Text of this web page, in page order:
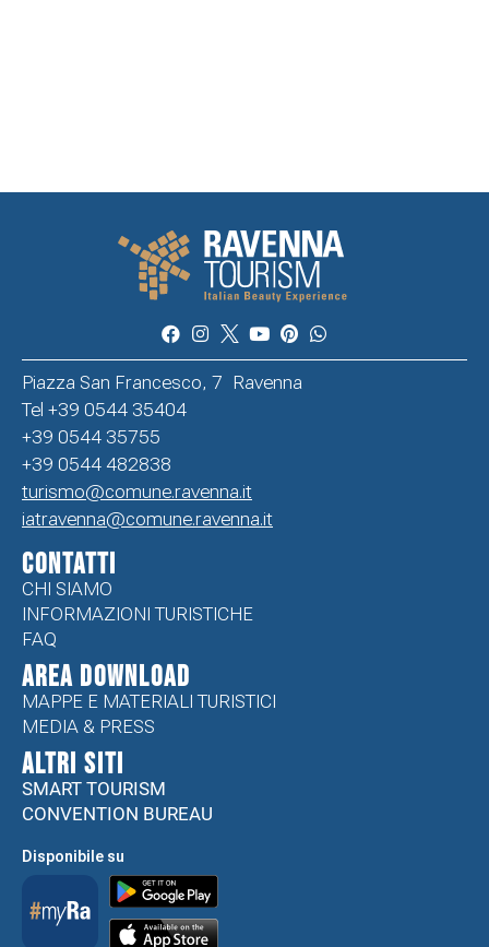
Piazza San Francesco, 7 Ravenna
Tel +39 0544 35404
+39 0544 35755
+39 0544 482838
turismo@comune.ravenna.it
iatravenna@comune.ravenna.it
CONTATTI
CHI SIAMO
INFORMAZIONI TURISTICHE
FAQ
Area Download
MAPPE E MATERIALI TURISTICI
MEDIA & PRESS
ALTRI SITI
SMART TOURISM
CONVENTION BUREAU
Disponibile su